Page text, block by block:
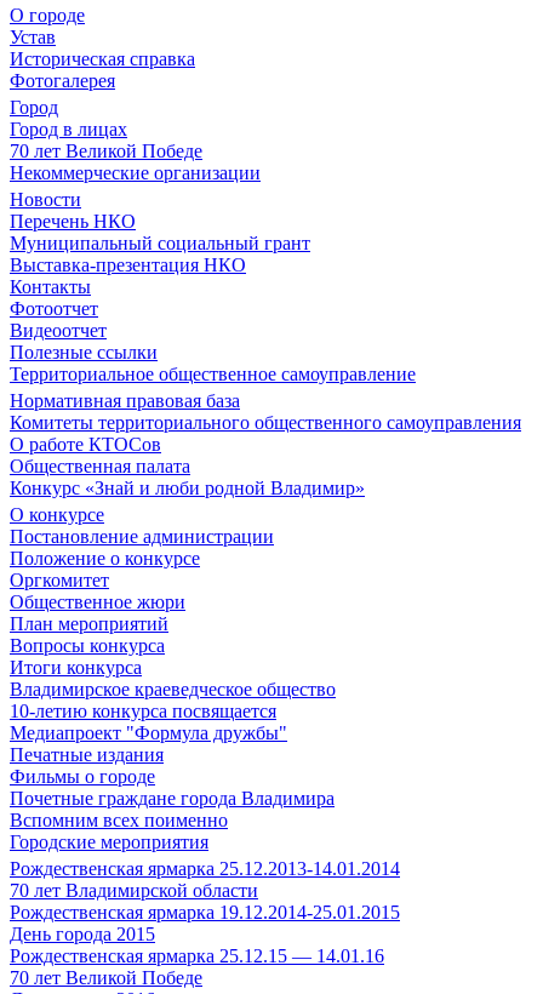
О городе
Устав
Историческая справка
Фотогалерея
Город
Город в лицах
70 лет Великой Победе
Некоммерческие организации
Новости
Перечень НКО
Муниципальный социальный грант
Выставка-презентация НКО
Контакты
Фотоотчет
Видеоотчет
Полезные ссылки
Территориальное общественное самоуправление
Нормативная правовая база
Комитеты территориального общественного самоуправления
О работе КТОСов
Общественная палата
Конкурс «Знай и люби родной Владимир»
О конкурсе
Постановление администрации
Положение о конкурсе
Оргкомитет
Общественное жюри
План мероприятий
Вопросы конкурса
Итоги конкурса
Владимирское краеведческое общество
10-летию конкурса посвящается
Медиапроект "Формула дружбы"
Печатные издания
Фильмы о городе
Почетные граждане города Владимира
Вспомним всех поименно
Городские мероприятия
Рождественская ярмарка 25.12.2013-14.01.2014
70 лет Владимирской области
Рождественская ярмарка 19.12.2014-25.01.2015
День города 2015
Рождественская ярмарка 25.12.15 — 14.01.16
70 лет Великой Победе